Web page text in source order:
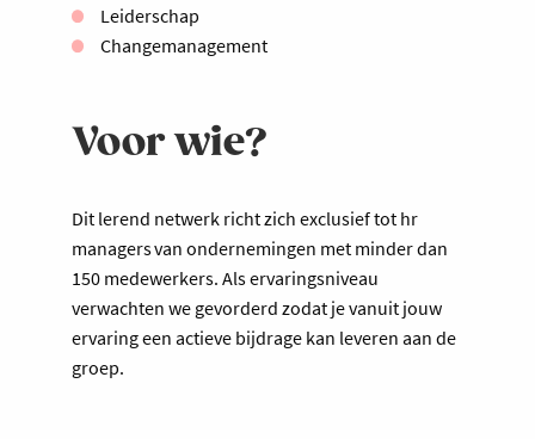
Leiderschap
Changemanagement
Voor wie?
Dit lerend netwerk richt zich exclusief tot hr
managers van ondernemingen met minder dan
150 medewerkers. Als ervaringsniveau
verwachten we gevorderd zodat je vanuit jouw
ervaring een actieve bijdrage kan leveren aan de
groep.